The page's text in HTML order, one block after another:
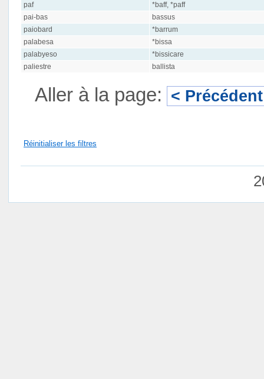
paf
*baff, *paff
pai-bas
bassus
paiobard
*barrum
palabesa
*bissa
palabyeso
*bissicare
paliestre
ballista
Aller à la page: < Précédent
Réinitialiser les filtres